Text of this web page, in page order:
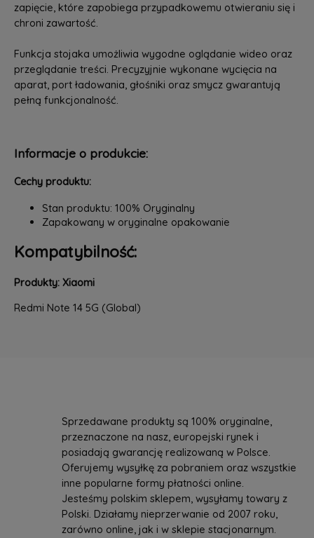
zapięcie, które zapobiega przypadkowemu otwieraniu się i
chroni zawartość.
Funkcja stojaka umożliwia wygodne oglądanie wideo oraz
przeglądanie treści. Precyzyjnie wykonane wycięcia na
aparat, port ładowania, głośniki oraz smycz gwarantują
pełną funkcjonalność.
Informacje o produkcie:
Cechy produktu:
Stan produktu: 100% Oryginalny
Zapakowany w oryginalne opakowanie
Kompatybilność:
Produkty: Xiaomi
Redmi Note 14 5G (Global)
Sprzedawane produkty są 100% oryginalne,
przeznaczone na nasz, europejski rynek i
posiadają gwarancję realizowaną w Polsce.
Oferujemy wysyłkę za pobraniem oraz wszystkie
inne popularne formy płatności online.
Jesteśmy polskim sklepem, wysyłamy towary z
Polski. Działamy nieprzerwanie od 2007 roku,
zarówno online, jak i w sklepie stacjonarnym.